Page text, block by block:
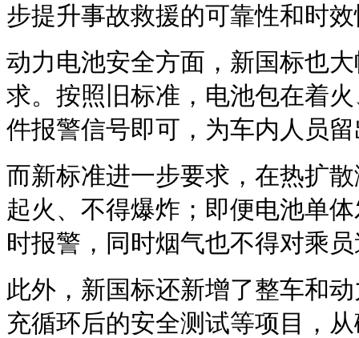
步提升事故救援的可靠性和时
动力电池安全方面，新国标也
求。按照旧标准，电池包在着
件报警信号即可，为车内人员
而新标准进一步要求，在热扩
起火、不得爆炸；即便电池单
时报警，同时烟气也不得对乘
此外，新国标还新增了整车和
充循环后的安全测试等项目，